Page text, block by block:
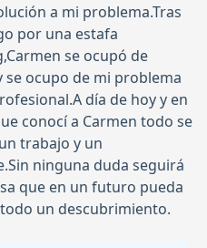
a mi problema.Tras
por una estafa
se ocupó de
ocupo de mi problema
día de hoy y en
conocí a Carmen todo se
trabajo y un
ninguna duda seguirá
que en un futuro pueda
un descubrimiento.